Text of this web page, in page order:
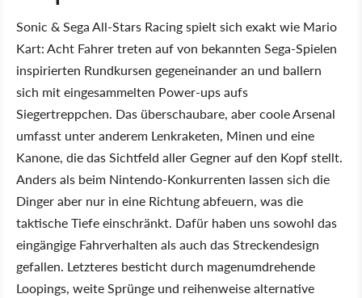
Sonic & Sega All-Stars Racing spielt sich exakt wie Mario
Kart: Acht Fahrer treten auf von bekannten Sega-Spielen
inspirierten Rundkursen gegeneinander an und ballern
sich mit eingesammelten Power-ups aufs
Siegertreppchen. Das überschaubare, aber coole Arsenal
umfasst unter anderem Lenkraketen, Minen und eine
Kanone, die das Sichtfeld aller Gegner auf den Kopf stellt.
Anders als beim Nintendo-Konkurrenten lassen sich die
Dinger aber nur in eine Richtung abfeuern, was die
taktische Tiefe einschränkt. Dafür haben uns sowohl das
eingängige Fahrverhalten als auch das Streckendesign
gefallen. Letzteres besticht durch magenumdrehende
Loopings, weite Sprünge und reihenweise alternative